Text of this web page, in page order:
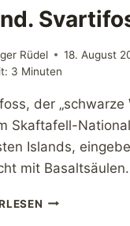
Rüdel
18. August
3 Minuten
der „schwarze
Skaftafell-
Islands,
mit Basaltsäulen.
ISLAND.